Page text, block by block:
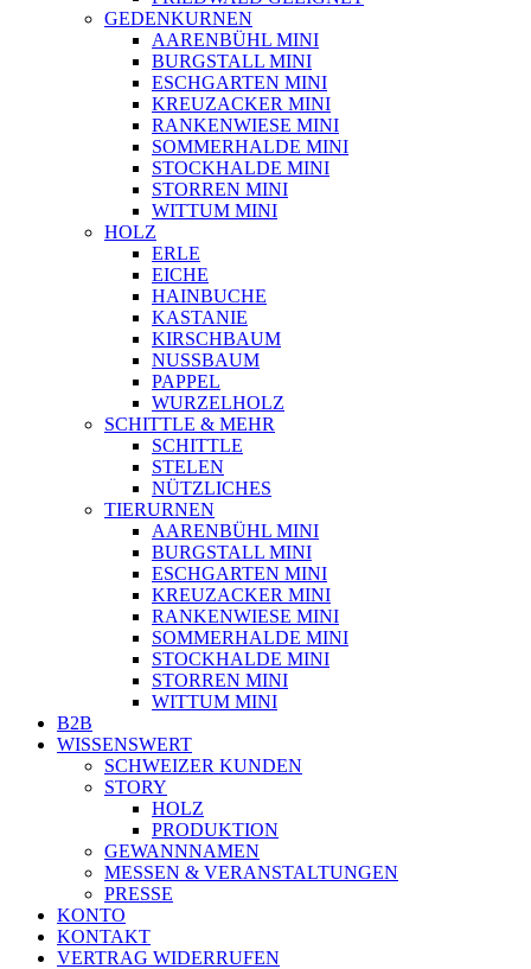
GEDENKURNEN
AARENBÜHL MINI
BURGSTALL MINI
ESCHGARTEN MINI
KREUZACKER MINI
RANKENWIESE MINI
SOMMERHALDE MINI
STOCKHALDE MINI
STORREN MINI
WITTUM MINI
HOLZ
ERLE
EICHE
HAINBUCHE
KASTANIE
KIRSCHBAUM
NUSSBAUM
PAPPEL
WURZELHOLZ
SCHITTLE & MEHR
SCHITTLE
STELEN
NÜTZLICHES
TIERURNEN
AARENBÜHL MINI
BURGSTALL MINI
ESCHGARTEN MINI
KREUZACKER MINI
RANKENWIESE MINI
SOMMERHALDE MINI
STOCKHALDE MINI
STORREN MINI
WITTUM MINI
B2B
WISSENSWERT
SCHWEIZER KUNDEN
STORY
HOLZ
PRODUKTION
GEWANNNAMEN
MESSEN & VERANSTALTUNGEN
PRESSE
KONTO
KONTAKT
VERTRAG WIDERRUFEN